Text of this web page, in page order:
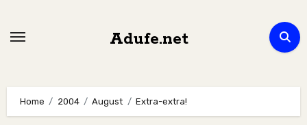
Adufe.net
Home 2004 August Extra-extra!